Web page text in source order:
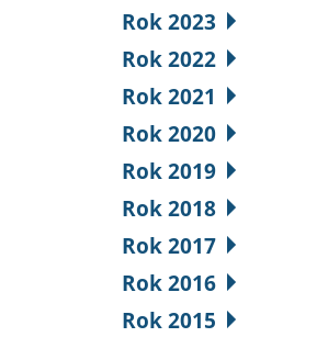
Rok 2023
Rok 2022
Rok 2021
Rok 2020
Rok 2019
Rok 2018
Rok 2017
Rok 2016
Rok 2015